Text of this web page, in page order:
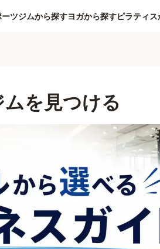
ーツジムから探すヨガから探すピラティ
を見つける